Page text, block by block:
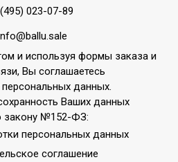
023-07-89
и используя формы заказа и
Вы соглашаетесь
данных.
Ваших данных
закону №152-ФЗ:
персональных данных
соглашение